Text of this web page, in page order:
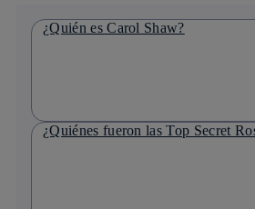
¿Quién es Carol Shaw?
¿Quiénes fueron las Top Secret